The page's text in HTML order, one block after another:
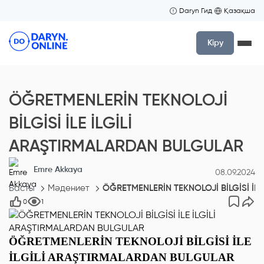
Daryn Гид Қазақша
Кіру
ÖĞRETMENLERİN TEKNOLOJİ
BİLGİSİ İLE İLGİLİ
ARAŞTIRMALARDAN BULGULAR
Emre Akkaya 08.09.2024
Басты Мәдениет ÖĞRETMENLERİN TEKNOLOJİ BİLGİSİ
0 1
ÖĞRETMENLERİN TEKNOLOJİ BİLGİSİ İLE
İLGİLİ ARAŞTIRMALARDAN BULGULAR